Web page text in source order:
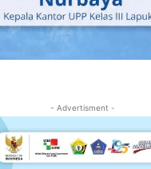
- Advertisment -